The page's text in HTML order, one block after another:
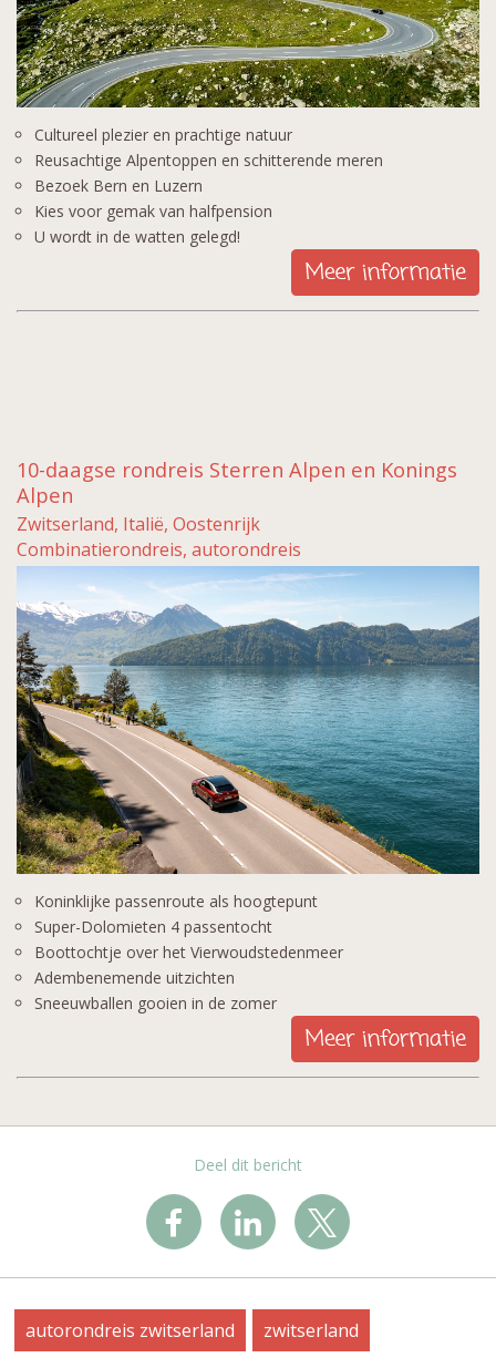
Cultureel plezier en prachtige natuur
Reusachtige Alpentoppen en schitterende meren
Bezoek Bern en Luzern
Kies voor gemak van halfpension
U wordt in de watten gelegd!
10-daagse rondreis Sterren Alpen en Konings
Alpen
Zwitserland, Italië, Oostenrijk
Combinatierondreis, autorondreis
Koninklijke passenroute als hoogtepunt
Super-Dolomieten 4 passentocht
Boottochtje over het Vierwoudstedenmeer
Adembenemende uitzichten
Sneeuwballen gooien in de zomer
Deel dit bericht
autorondreis zwitserland zwitserland